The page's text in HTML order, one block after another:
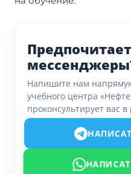
Напишите нам
учебного центра
проконсультирует вас